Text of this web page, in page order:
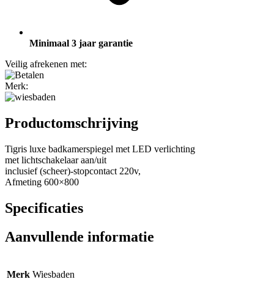
Minimaal 3 jaar garantie
Veilig afrekenen met:
Merk:
Productomschrijving
Tigris luxe badkamerspiegel met LED verlichting
met lichtschakelaar aan/uit
inclusief (scheer)-stopcontact 220v,
Afmeting 600×800
Specificaties
Aanvullende informatie
Merk Wiesbaden